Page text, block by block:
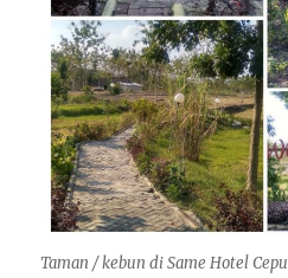
Taman / kebun di Same Hotel Cepu